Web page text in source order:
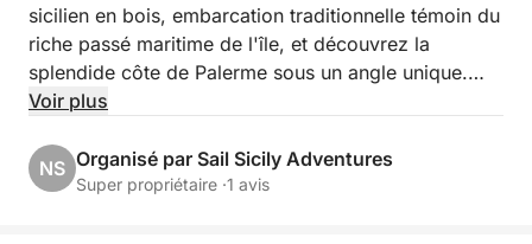
sicilien en bois, embarcation traditionnelle témoin du
riche passé maritime de l'île, et découvrez la
splendide côte de Palerme sous un angle unique.
pittoresques à la Villa Igiea, emblème de l'Art
nouveau palermitain ; à Vergine Maria, charmant
Voir plus
NS Organisé par Sail Sicily Adventures
Super propriétaire ·1 avis